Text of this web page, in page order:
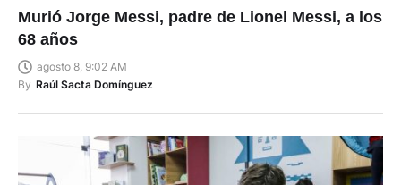
Murió Jorge Messi, padre de Lionel Messi, a los
68 años
agosto 8, 9:02 AM
By Raúl Sacta Domínguez